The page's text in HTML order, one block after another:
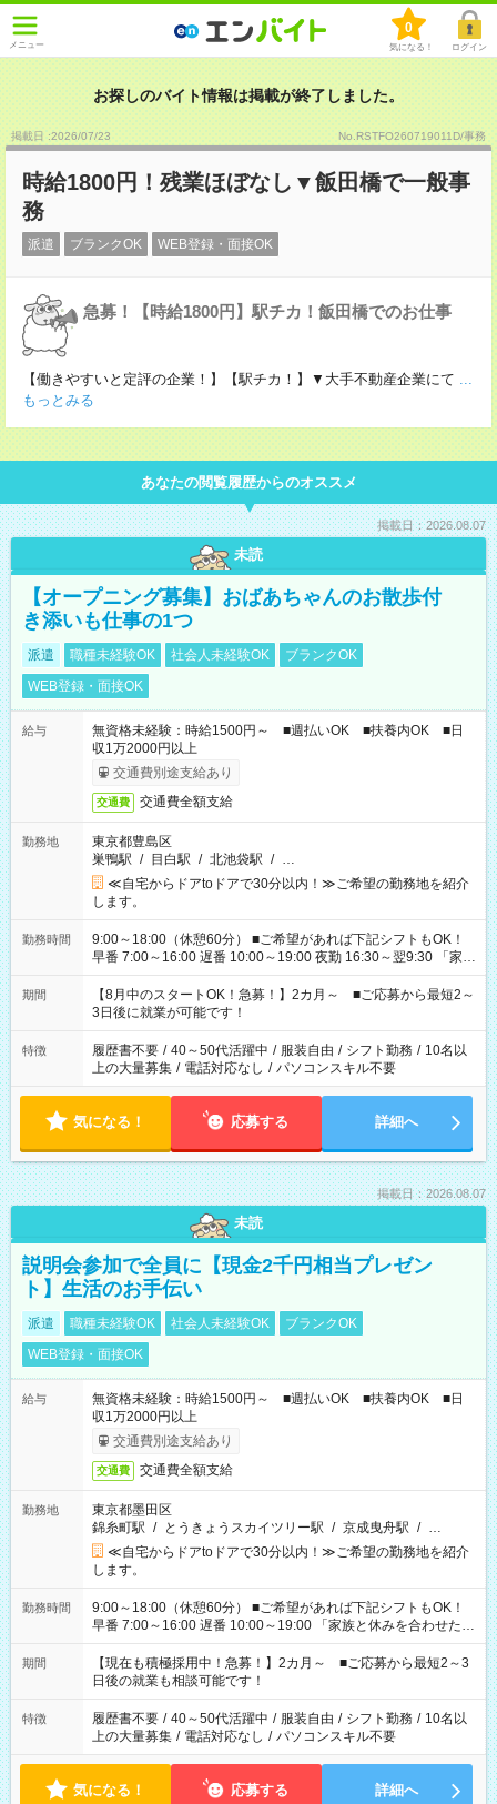
メニュー
0
気になる！ ログイン
お探しのバイト情報は掲載が終了しました。
掲載日 :2026/07/23 No.RSTFO260719011D/事務
時給1800円！残業ほぼなし▼飯田橋で一般事
務
派遣 ブランクOK WEB登録・面接OK
急募！【時給1800円】駅チカ！飯田橋でのお仕事
【働きやすいと定評の企業！】【駅チカ！】▼大手不動産企業にて ...
もっとみる
あなたの閲覧履歴からのオススメ
掲載日：2026.08.07
未読
【オープニング募集】おばあちゃんのお散歩付
き添いも仕事の1つ
派遣 職種未経験OK 社会人未経験OK
ブランクOK
WEB登録・面接OK
給与
無資格未経験：時給1500円～ ■週払いOK ■扶養内OK ■日
収1万2000円以上
交通費別途支給あり
交通費 交通費全額支給
勤務地
東京都豊島区
巣鴨駅 / 目白駅 / 北池袋駅 / …
≪自宅からドアtoドアで30分以内！≫ご希望の勤務地を紹介
します。
勤務時間
9:00～18:00（休憩60分） ■ご希望があれば下記シフトもOK！
早番 7:00～16:00 遅番 10:00～19:00 夜勤 16:30～翌9:30 「家族
と休みを合わせたい」 「余裕を持って夕飯の準備がしたい」
「できれば残業はしたくない」 など、ご希望を教えてください
ね。 ※Wワーク希望の方へ 今ご覧のお仕事で希望する勤務時間
と、もう1つのお仕事の勤務時間。 合計で週40時間を超える場
合は応募できません。
期間
【8月中のスタートOK！急募！】2カ月～ ■ご応募から最短2～
3日後に就業が可能です！
特徴 履歴書不要 / 40～50代活躍中 / 服装自由 / シフト勤務 / 10名以
上の大量募集 / 電話対応なし / パソコンスキル不要
気になる！ 応募する 詳細へ
掲載日：2026.08.07
未読
説明会参加で全員に【現金2千円相当プレゼン
ト】生活のお手伝い
派遣 職種未経験OK 社会人未経験OK
ブランクOK
WEB登録・面接OK
給与
無資格未経験：時給1500円～ ■週払いOK ■扶養内OK ■日
収1万2000円以上
交通費別途支給あり
交通費 交通費全額支給
勤務地
東京都墨田区
錦糸町駅 / とうきょうスカイツリー駅 / 京成曳舟駅 / …
≪自宅からドアtoドアで30分以内！≫ご希望の勤務地を紹介
します。
勤務時間
9:00～18:00（休憩60分） ■ご希望があれば下記シフトもOK！
早番 7:00～16:00 遅番 10:00～19:00 「家族と休みを合わせた
い」 「余裕を持って夕飯の準備がしたい」 「できれば残業はし
たくない」 など、ご希望を教えてくださいね。 ※Wワーク希望
の方へ 今ご覧のお仕事で希望する勤務時間と、もう1つのお仕事
の勤務時間。 合計で週40時間を超える場合は応募できません。
期間
【現在も積極採用中！急募！】2カ月～ ■ご応募から最短2～3
日後の就業も相談可能です！
特徴 履歴書不要 / 40～50代活躍中 / 服装自由 / シフト勤務 / 10名以
上の大量募集 / 電話対応なし / パソコンスキル不要
気になる！ 応募する 詳細へ